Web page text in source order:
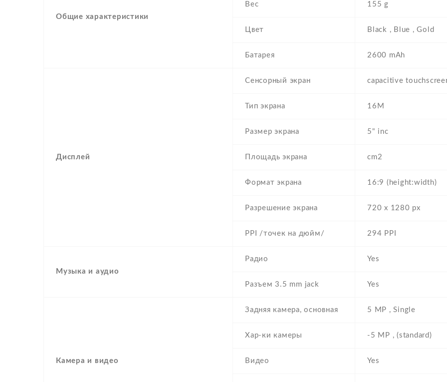
Общие характеристики
Вес 155 g
Цвет Black , Blue , Gold
Батарея 2600 mAh
Дисплей
Сенсорный экран capacitive
Тип экрана 16M
Размер экрана 5" inc
Площадь экрана cm2
Формат экрана 16:9 (height:width)
Разрешение экрана 720 x 1280 px
PPI /точек на дюйм/ 294 PPI
Музыка и аудио
Радио Yes
Разъем 3.5 mm jack Yes
Камера и видео
Задняя камера, основная 5 MP , Single
Хар-ки камеры -5 MP , (standard)
Видео Yes